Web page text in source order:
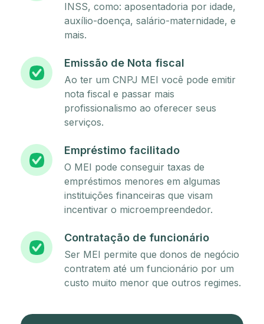
INSS, como: aposentadoria por idade,
auxílio-doença, salário-maternidade, e
mais.
Emissão de Nota fiscal
Ao ter um CNPJ MEI você pode emitir
nota fiscal e passar mais
profissionalismo ao oferecer seus
serviços.
Empréstimo facilitado
O MEI pode conseguir taxas de
empréstimos menores em algumas
instituições financeiras que visam
incentivar o microempreendedor.
Contratação de funcionário
Ser MEI permite que donos de negócio
contratem até um funcionário por um
custo muito menor que outros regimes.